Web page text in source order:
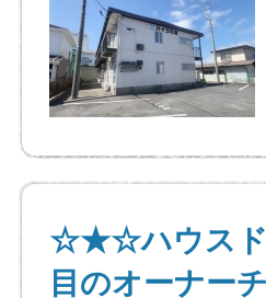
☆★☆ハウスド
目のオーナー